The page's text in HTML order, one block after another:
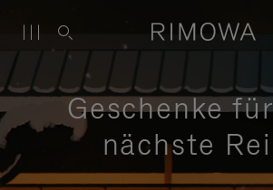
Geschenke
nächste